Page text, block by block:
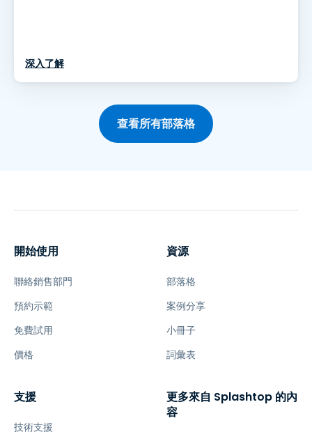
深入了解
查看所有部落格
開始使用
聯絡銷售部門
預約示範
免費試用
價格
資源
部落格
案例分享
小冊子
詞彙表
支援
技術支援
更多來自 Splashtop 的內
容